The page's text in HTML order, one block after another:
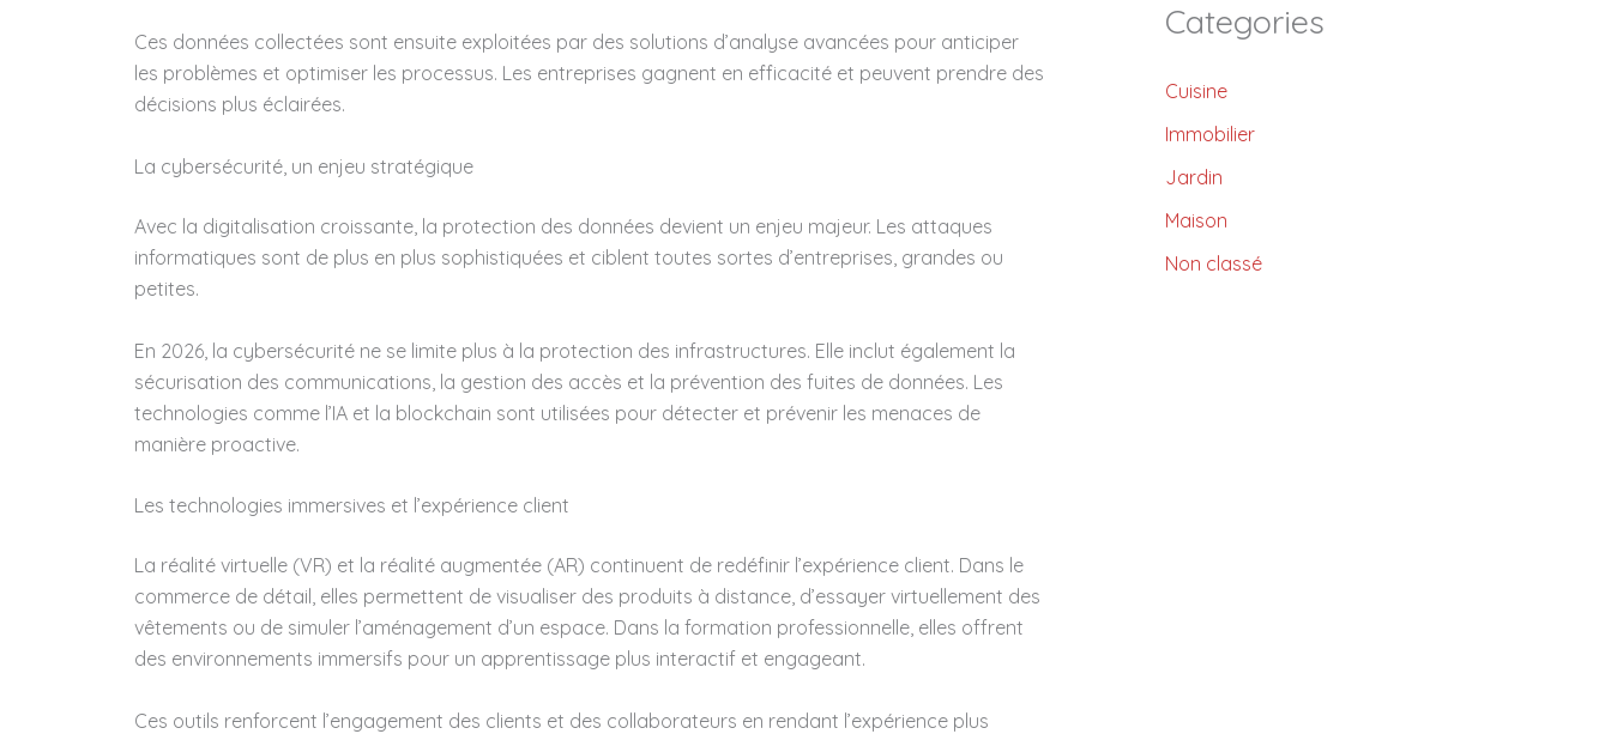
Ces données collectées sont ensuite exploitées par des solutions d’analyse avancées pour anticiper
les problèmes et optimiser les processus. Les entreprises gagnent en efficacité et peuvent prendre des
décisions plus éclairées.
La cybersécurité, un enjeu stratégique
Avec la digitalisation croissante, la protection des données devient un enjeu majeur. Les attaques
informatiques sont de plus en plus sophistiquées et ciblent toutes sortes d’entreprises, grandes ou
petites.
En 2026, la cybersécurité ne se limite plus à la protection des infrastructures. Elle inclut également la
sécurisation des communications, la gestion des accès et la prévention des fuites de données. Les
technologies comme l’IA et la blockchain sont utilisées pour détecter et prévenir les menaces de
manière proactive.
Les technologies immersives et l’expérience client
La réalité virtuelle (VR) et la réalité augmentée (AR) continuent de redéfinir l’expérience client. Dans le
commerce de détail, elles permettent de visualiser des produits à distance, d’essayer virtuellement des
vêtements ou de simuler l’aménagement d’un espace. Dans la formation professionnelle, elles offrent
des environnements immersifs pour un apprentissage plus interactif et engageant.
Ces outils renforcent l’engagement des clients et des collaborateurs en rendant l’expérience plus
Categories
Cuisine
Immobilier
Jardin
Maison
Non classé